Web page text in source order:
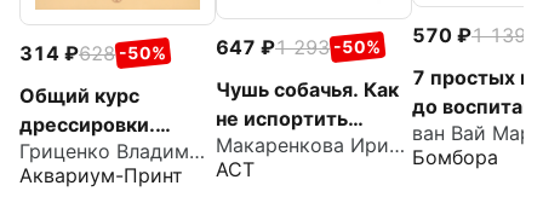
314 628 -50%
Общий курс
дрессировки.
Формирование
навыков
Гриценко Владимир Васильевич
Аквариум-Принт
647 1 293 -50%
Чушь собачья. Как
не испортить
удовольствие от
появления собаки в
Макаренкова Ирина Владимировна
АСТ
570 1 139
7 простых
до
собаки.
методика
ван Вай Марк
Бомбора